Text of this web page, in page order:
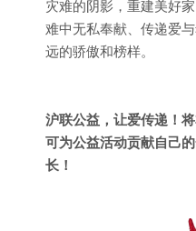
灾难的阴影，重建美好
难中无私奉献、传递爱
远的骄傲和榜样。
沪联公益，让爱传递！
可为公益活动贡献自己
长！